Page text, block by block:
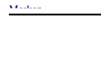
Merken